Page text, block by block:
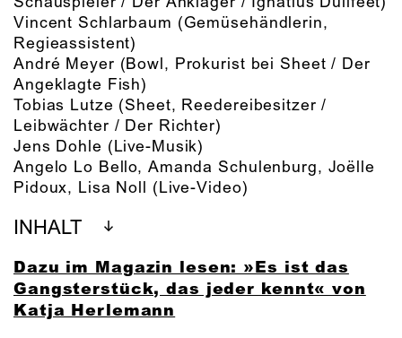
Vincent Schlarbaum (Gemüsehändlerin,
Regieassistent)
André Meyer (Bowl, Prokurist bei Sheet / Der
Angeklagte Fish)
Tobias Lutze (Sheet, Reedereibesitzer /
Leibwächter / Der Richter)
Jens Dohle (Live-Musik)
Angelo Lo Bello, Amanda Schulenburg, Joëlle
Pidoux, Lisa Noll (Live-Video)
INHALT
Dazu im Magazin lesen: »Es ist das
Gangsterstück, das jeder kennt« von
Katja Herlemann